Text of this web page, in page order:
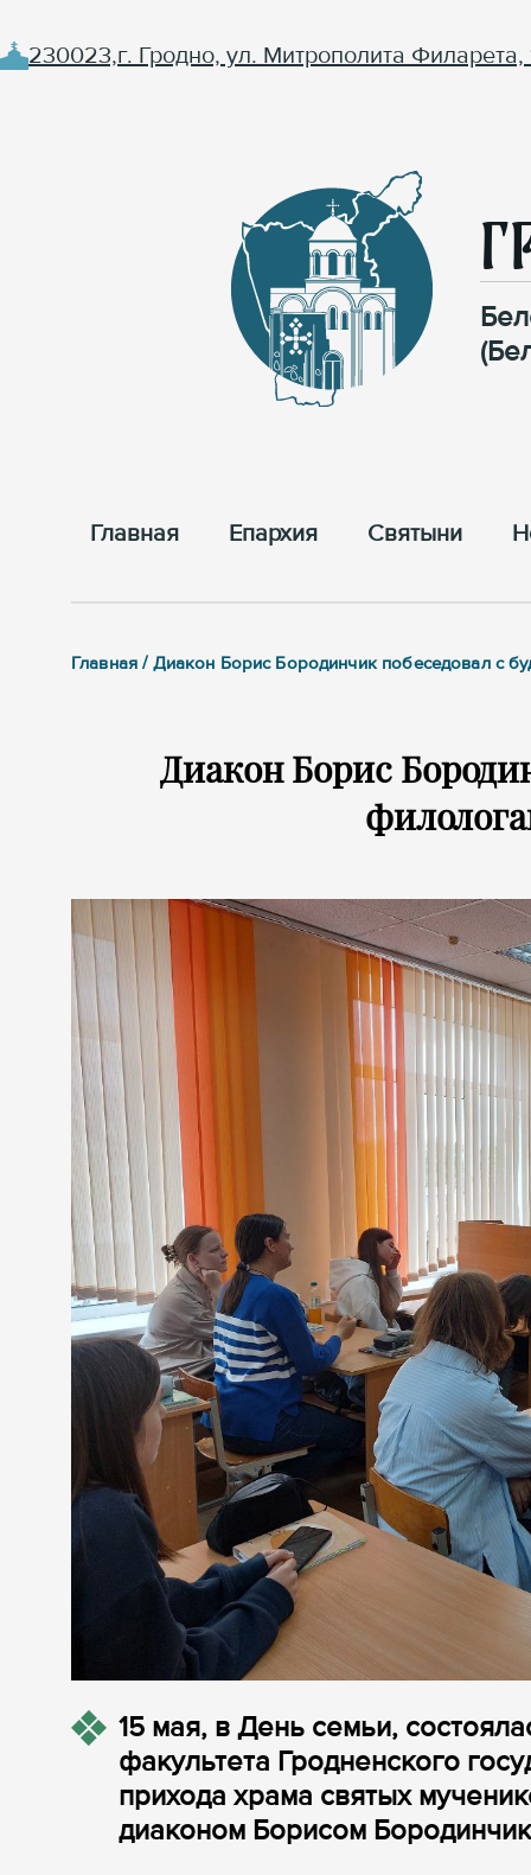
230023,г. Гродно, ул. Митрополита Филарета,
Главная Епархия Cвятыни
Главная / Диакон Борис Бородинчик побеседовал с
Диакон Борис
15 мая, в День семьи,
факультета Гродненского
прихода храма святых
диаконом Борисом